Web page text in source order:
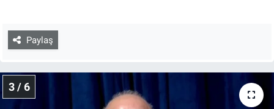
Paylaş
3 / 6